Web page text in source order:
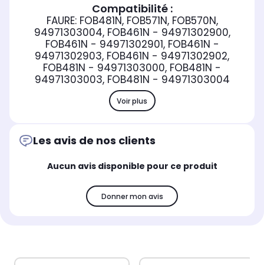
Compatibilité :
FAURE: FOB481N, FOB571N, FOB570N,
94971303004, FOB461N - 94971302900,
FOB461N - 94971302901, FOB461N -
94971302903, FOB461N - 94971302902,
FOB481N - 94971303000, FOB481N -
94971303003, FOB481N - 94971303004
Voir plus
Les avis de nos clients
Aucun avis disponible pour ce produit
Donner mon avis